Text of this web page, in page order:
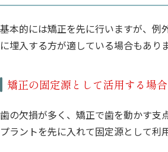
基本的には矯正を先に行いますが、例
に埋入する方が適している場合もありま
矯正の固定源として活用する場合
歯の欠損が多く、矯正で歯を動かす支
プラントを先に入れて固定源として利